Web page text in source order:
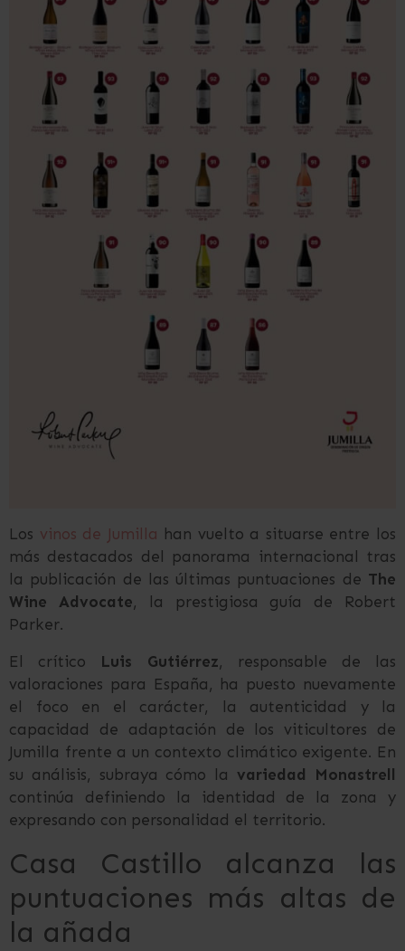
Los vinos de Jumilla han vuelto a situarse entre los
más destacados del panorama internacional tras
la publicación de las últimas puntuaciones de The
Wine Advocate, la prestigiosa guía de Robert
Parker.
El crítico Luis Gutiérrez, responsable de las
valoraciones para España, ha puesto nuevamente
el foco en el carácter, la autenticidad y la
capacidad de adaptación de los viticultores de
Jumilla frente a un contexto climático exigente. En
su análisis, subraya cómo lavariedad Monastrell
continúa definiendo la identidad de la zona y
expresando con personalidad el territorio.
Casa Castillo alcanza las
puntuaciones más altas de
la añada